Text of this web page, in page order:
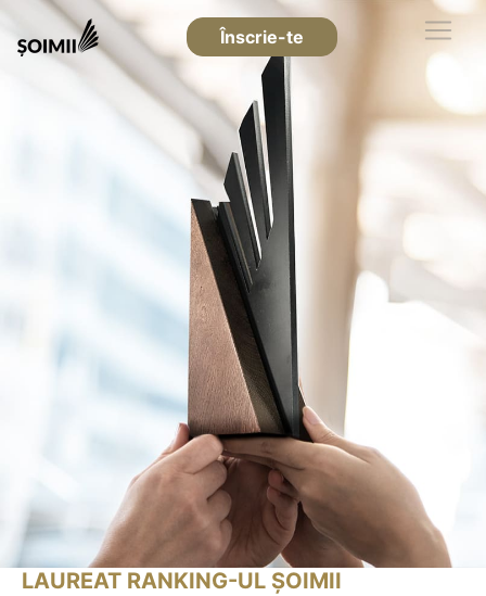
Înscrie-te
LAUREAT RANKING-UL ȘOIMII